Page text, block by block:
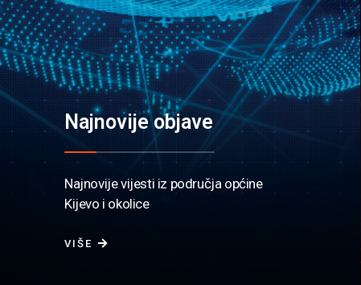
Najnovije objave
Najnovije vijesti iz područja općine
Kijevo i okolice
VIŠE